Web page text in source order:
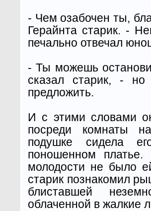
- Чем озабочен ты,
Герайнта старик. -
печально отвечал
- Ты можешь
сказал старик, -
предложить.
И с этими словами
посреди комнаты
подушке сидела
поношенном
молодости не было
старик познакомил
блиставшей
облаченной в жалкие